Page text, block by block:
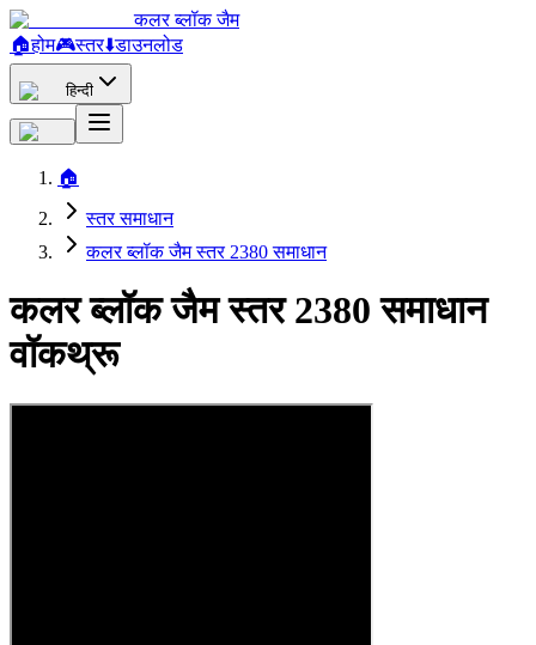
कलर ब्लॉक जैम
🏠होम🎮स्तर⬇️डाउनलोड
हिन्दी
🏠
स्तर समाधान
कलर ब्लॉक जैम स्तर 2380 समाधान
कलर ब्लॉक जैम स्तर 2380 समाधान
वॉकथ्रू